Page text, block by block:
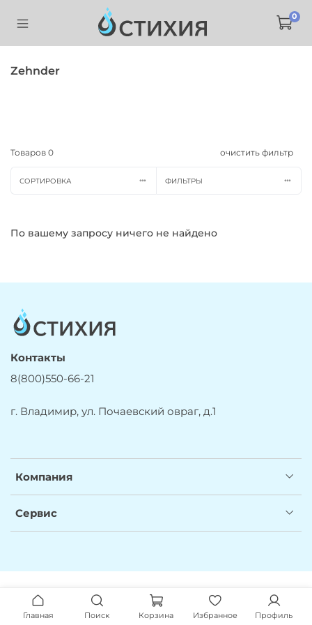
0
Zehnder
Товаров 0 очистить фильтр
СОРТИРОВКА ФИЛЬТРЫ
По вашему запросу ничего не найдено
Компания
Сервис
Контакты
8(800)550-66-21
г. Владимир, ул. Почаевский овраг, д.1
Главная Поиск Корзина Избранное Профиль